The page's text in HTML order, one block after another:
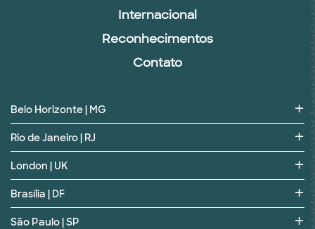
Internacional
Reconhecimentos
Contato
Belo Horizonte | MG
Rio de Janeiro | RJ
London | UK
Brasília | DF
São Paulo | SP